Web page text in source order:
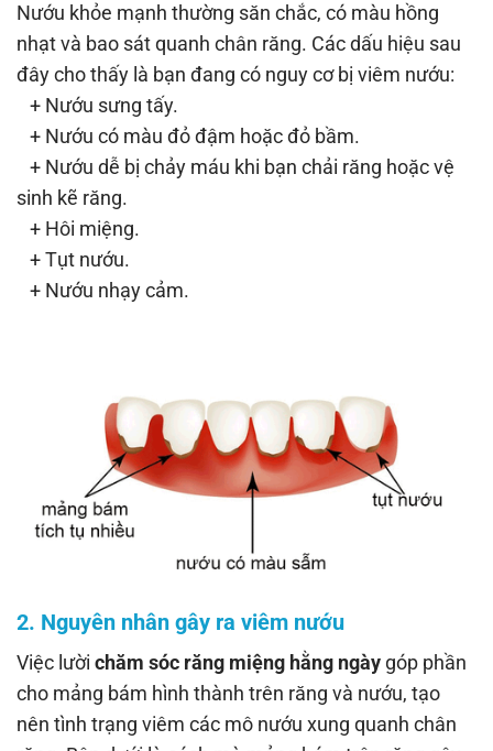
Nướu khỏe mạnh thường săn chắc, có màu hồng
nhạt và bao sát quanh chân răng. Các dấu hiệu sau
đây cho thấy là bạn đang có nguy cơ bị viêm nướu:
+ Nướu sưng tấy.
+ Nướu có màu đỏ đậm hoặc đỏ bầm.
+ Nướu dễ bị chảy máu khi bạn chải răng hoặc vệ
sinh kẽ răng.
+ Hôi miệng.
+ Tụt nướu.
+ Nướu nhạy cảm.
2. Nguyên nhân gây ra viêm nướu
Việc lười chăm sóc răng miệng hằng ngày góp phần
cho mảng bám hình thành trên răng và nướu, tạo
nên tình trạng viêm các mô nướu xung quanh chân